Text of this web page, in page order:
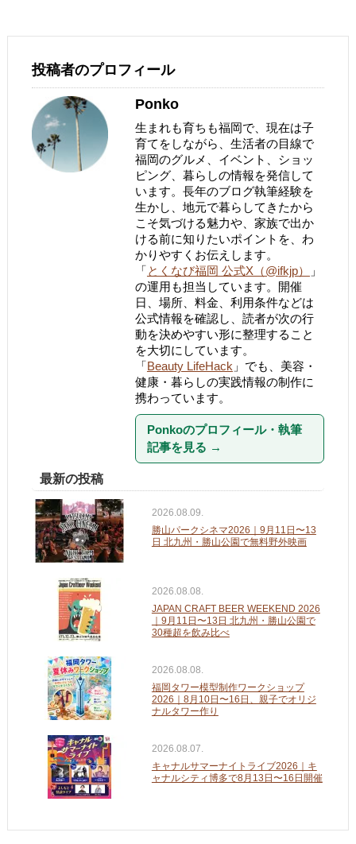
投稿者のプロフィール
Ponko
生まれも育ちも福岡で、現在は子
育てをしながら、生活者の目線で
福岡のグルメ、イベント、ショッ
ピング、暮らしの情報を発信して
います。長年のブログ執筆経験を
生かし、地元で暮らしてきたから
こそ気づける魅力や、家族で出か
ける前に知りたいポイントを、わ
かりやすくお伝えします。
「とくなび福岡 公式X（@ifkjp）
」
の運用も担当しています。開催
日、場所、料金、利用条件などは
公式情報を確認し、読者が次の行
動を決めやすい形に整理すること
を大切にしています。
「Beauty LifeHack 」でも、美容・
健康・暮らしの実践情報の制作に
携わっています。
Ponkoのプロフィール・執筆
記事を見る →
最新の投稿
2026.08.09.
勝山パークシネマ2026｜9月11日〜13
日 北九州・勝山公園で無料野外映画
2026.08.08.
JAPAN CRAFT BEER WEEKEND 2026
｜9月11日〜13日 北九州・勝山公園で
30種超を飲み比べ
2026.08.08.
福岡タワー模型制作ワークショップ
2026｜8月10日〜16日、親子でオリジ
ナルタワー作り
2026.08.07.
キャナルサマーナイトライブ2026｜キ
ャナルシティ博多で8月13日〜16日開催